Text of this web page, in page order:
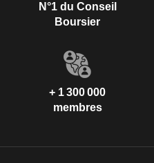
N°1 du Conseil
Boursier
+ 1 300 000
membres